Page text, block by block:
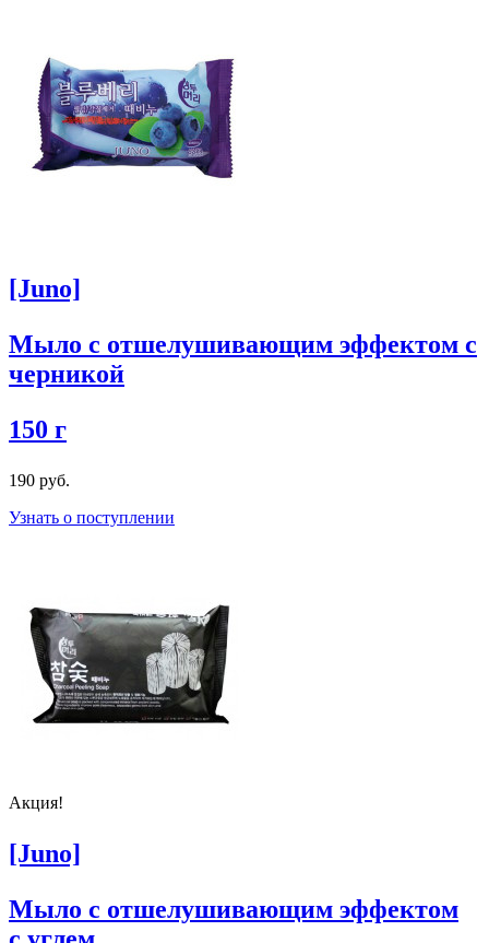
[Juno]
Мыло с отшелушивающим эффектом с
черникой
150 г
190 руб.
Узнать о поступлении
Акция!
[Juno]
Мыло с отшелушивающим эффектом